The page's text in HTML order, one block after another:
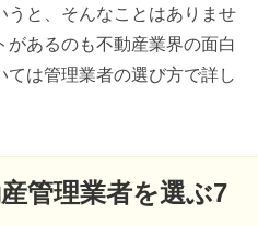
うと、そんなことはありませ
があるのも不動産業界の面白
は管理業者の選び方で詳し
管理業者を選ぶ7